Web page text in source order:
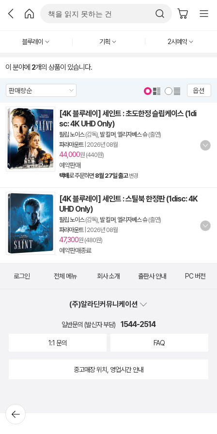
블루레이 기획 2시예약
이 분야에 2개의 상품이 있습니다.
옵션
[4K 블루레이] 세인트 : 초도한정 슬립케이스 (1di
sc: 4K UHD Only)
필립 노이스(감독), 발 킬머 엘리자베스 슈(출연)
파라마운트| 2026년 08월
44,000원 (440원)
예약판매
택배로 주문하면 8월 27일 출고 변경
[4K 블루레이] 세인트 : 스틸북 한정판 (1disc: 4K
UHD Only)
필립 노이스(감독), 발 킬머 엘리자베스 슈(출연)
파라마운트| 2026년 08월
47,300원 (480원)
예약판매종료
뒤로가
기
로그인 전체 메뉴 회사 소개 출판사 안내 PC 버전
(주)알라딘커뮤니케이션
일반문의 (발신자 부담) 1544-2514
1:1 문의 FAQ
중고매장 위치, 영업시간 안내